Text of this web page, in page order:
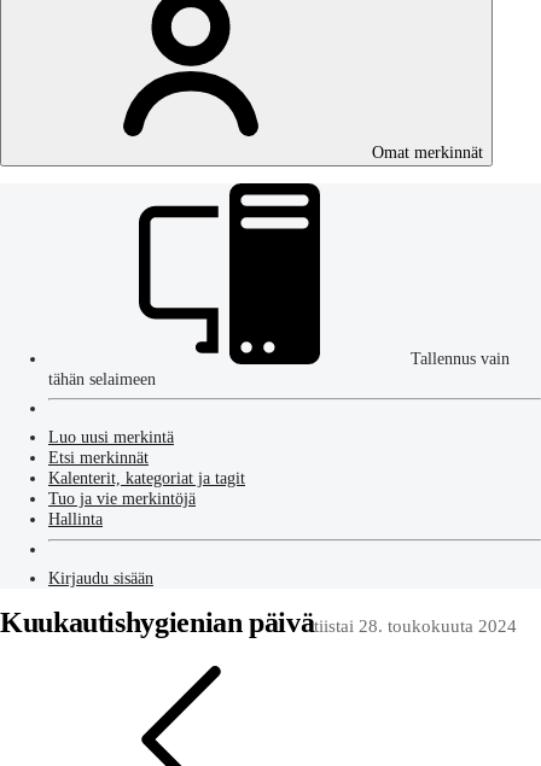
Omat merkinnät
Tallennus vain
tähän selaimeen
Luo uusi merkintä
Etsi merkinnät
Kalenterit, kategoriat ja tagit
Tuo ja vie merkintöjä
Hallinta
Kirjaudu sisään
Kuukautishygienian päivätiistai 28. toukokuuta 2024